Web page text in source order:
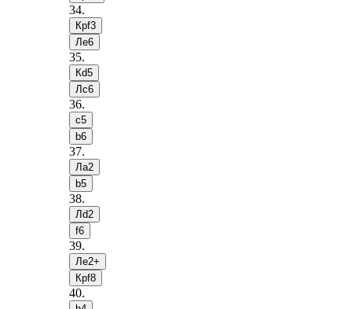
34.
Крf3
Лe6
35.
Кd5
Лc6
36.
c5
b6
37.
Лa2
b5
38.
Лd2
f6
39.
Лe2+
Крf8
40.